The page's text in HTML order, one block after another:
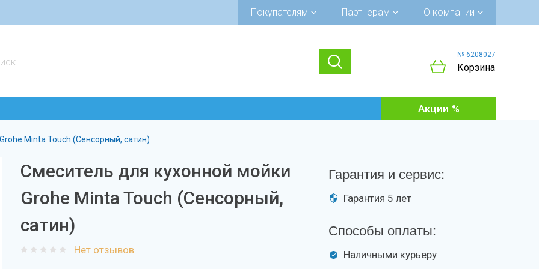
Покупателям Партнерам О компании
№ 6208027
Корзина
Акции
Grohe Minta Touch (Сенсорный, сатин)
Смеситель для кухонной мойки
Grohe Minta Touch (Сенсорный,
сатин)
Нет отзывов
Гарантия и сервис:
Гарантия 5 лет
Способы оплаты:
Наличными курьеру